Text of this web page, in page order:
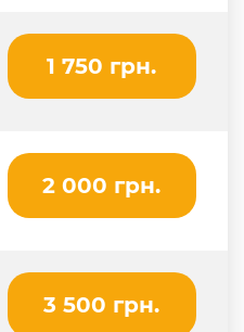
1 750 грн.
2 000 грн.
3 500 грн.